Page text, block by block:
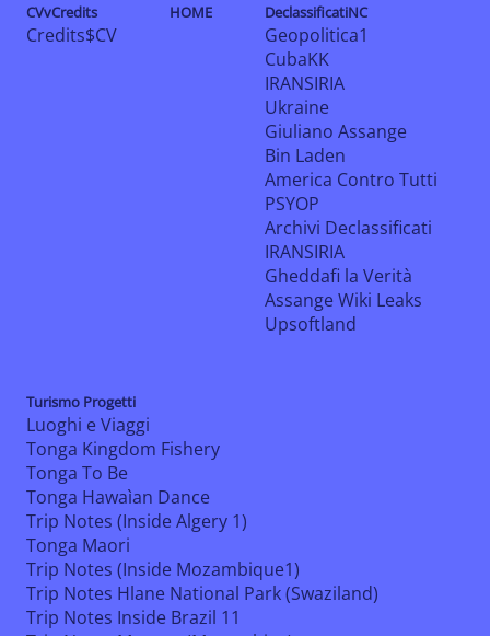
CVvCredits
Credits$CV
HOME DeclassificatiNC
Geopolitica1
CubaKK
IRANSIRIA
Ukraine
Giuliano Assange
Bin Laden
America Contro Tutti
PSYOP
Archivi Declassificati
IRANSIRIA
Gheddafi la Verità
Assange Wiki Leaks
Upsoftland
Turismo Progetti
Luoghi e Viaggi
Tonga Kingdom Fishery
Tonga To Be
Tonga Hawaìan Dance
Trip Notes (Inside Algery 1)
Tonga Maori
Trip Notes (Inside Mozambique1)
Trip Notes Hlane National Park (Swaziland)
Trip Notes Inside Brazil 11